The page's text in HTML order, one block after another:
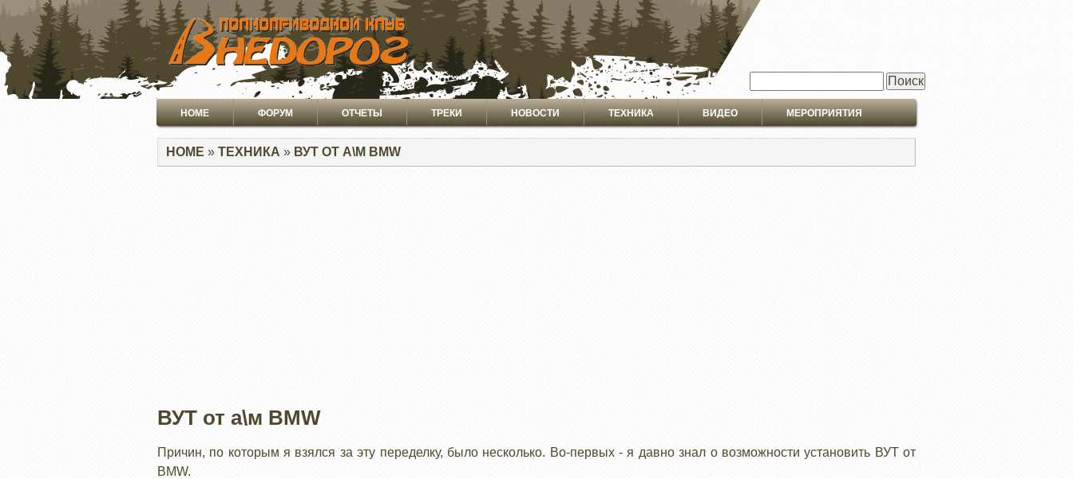
ПЕРЕЙТИ
ОСНОВНОМУ
СОДЕРЖАНИЮ
Основная
навигация
HOME ФОРУМ ОТЧЕТЫ ТРЕКИ НОВОСТИ ТЕХНИКА ВИДЕО МЕРОПРИЯТИЯ
Строка
навигации
HOME ТЕХНИКА ВУТ ОТ А\М BMW
ВУТ от а\м BMW
Причин, по которым я взялся за эту переделку, было несколько. Во-первых - я давно знал о возможности установить ВУТ от
BMW.